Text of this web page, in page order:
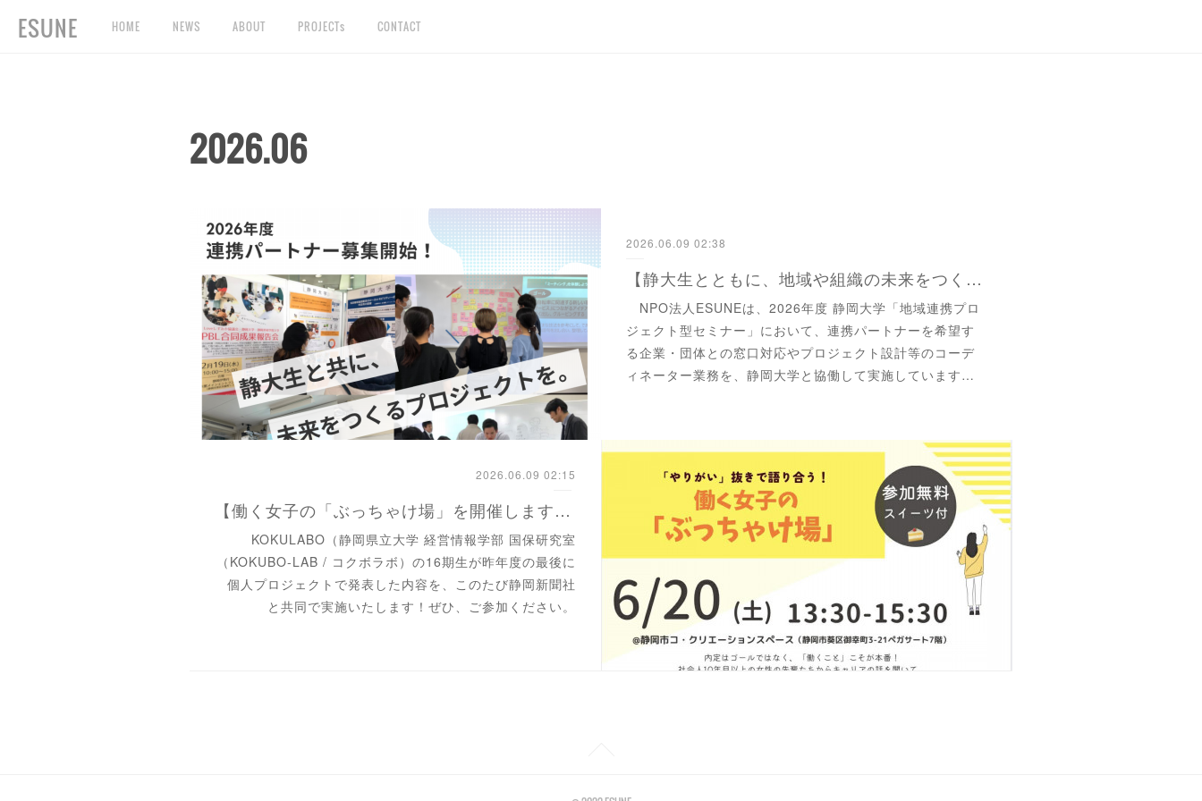
ESUNE HOME NEWS ABOUT PROJECTs CONTACT
2026.06
2026.06.09 02:38
【静大生とともに、地域や組織の未来をつくるプロジェクトを。 】
NPO法人ESUNEは、2026年度 静岡大学「地域連携プロ
ジェクト型セミナー」において、連携パートナーを希望す
る企業・団体との窓口対応やプロジェクト設計等のコーデ
ィネーター業務を、静岡大学と協働して実施しています…
2026.06.09 02:15
【働く女子の「ぶっちゃけ場」を開催します！】
KOKULABO（静岡県立大学 経営情報学部 国保研究室
（KOKUBO-LAB / コクボラボ）の16期生が昨年度の最後に
個人プロジェクトで発表した内容を、このたび静岡新聞社
と共同で実施いたします！ぜひ、ご参加ください。